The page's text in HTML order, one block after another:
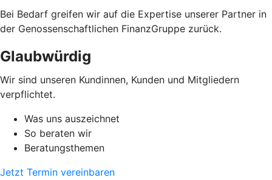
Bei Bedarf greifen wir auf die Expertise unserer Partner in
der Genossenschaftlichen FinanzGruppe zurück.
Glaubwürdig
Wir sind unseren Kundinnen, Kunden und Mitgliedern
verpflichtet.
Was uns auszeichnet
So beraten wir
Beratungsthemen
Jetzt Termin vereinbaren